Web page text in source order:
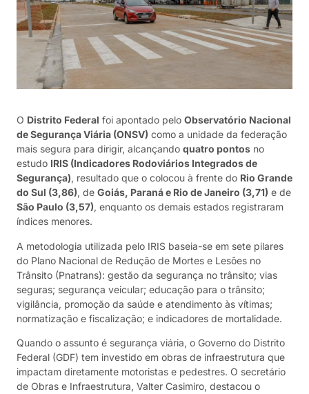
O Distrito Federal foi apontado pelo Observatório Nacional
de Segurança Viária (ONSV) como a unidade da federação
mais segura para dirigir, alcançando quatro pontos no
estudo IRIS (Indicadores Rodoviários Integrados de
Segurança), resultado que o colocou à frente do Rio Grande
do Sul (3,86), de Goiás, Paraná e Rio de Janeiro (3,71) e de
São Paulo (3,57), enquanto os demais estados registraram
índices menores.
A metodologia utilizada pelo IRIS baseia-se em sete pilares
do Plano Nacional de Redução de Mortes e Lesões no
Trânsito (Pnatrans): gestão da segurança no trânsito; vias
seguras; segurança veicular; educação para o trânsito;
vigilância, promoção da saúde e atendimento às vítimas;
normatização e fiscalização; e indicadores de mortalidade.
Quando o assunto é segurança viária, o Governo do Distrito
Federal (GDF) tem investido em obras de infraestrutura que
impactam diretamente motoristas e pedestres. O secretário
de Obras e Infraestrutura, Valter Casimiro, destacou o